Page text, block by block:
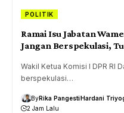
POLITIK
Ramai Isu Jabatan
Jangan Berspekulasi,
Wakil Ketua Komisi I DPR RI
berspekulasi…
ByRika PangestiHardani
2 Jam Lalu